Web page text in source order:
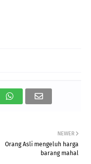
NEWER
Orang Asli mengeluh harga
barang mahal